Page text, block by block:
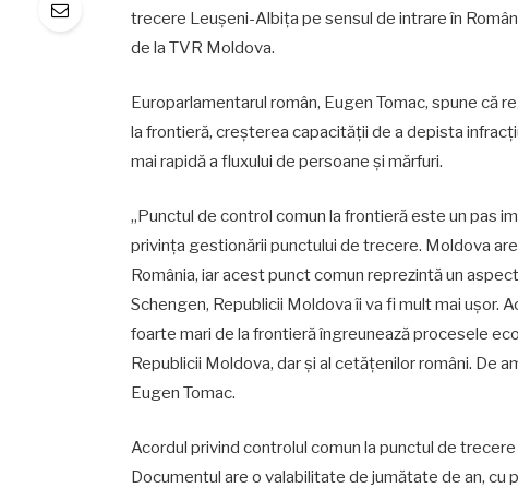
trecere Leușeni-Albița pe sensul de intrare în
de la TVR Moldova.
Europarlamentarul român, Eugen Tomac, spune că
la frontieră, creşterea capacităţii de a depista
mai rapidă a fluxului de persoane şi mărfuri.
„Punctul de control comun la frontieră este un pas
privința gestionării punctului de trecere. Moldova
România, iar acest punct comun reprezintă un
Schengen, Republicii Moldova îi va fi mult mai
foarte mari de la frontieră îngreunează procesele
Republicii Moldova, dar și al cetățenilor români. De
Eugen Tomac.
Acordul privind controlul comun la punctul de
Documentul are o valabilitate de jumătate de an,